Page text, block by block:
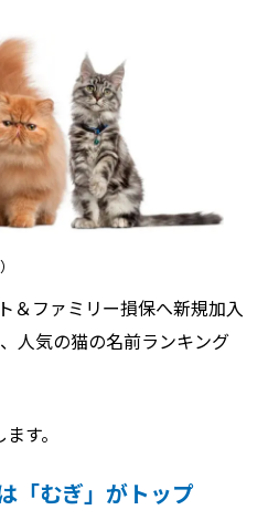
＆ファミリー損保へ新規加入
人気の猫の名前ランキング
す。
「むぎ」がトップ